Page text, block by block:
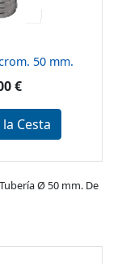
50 mm.
€
Cesta
Ø 50 mm. De